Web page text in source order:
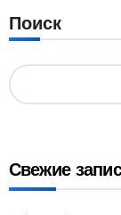
Поиск
Свежие